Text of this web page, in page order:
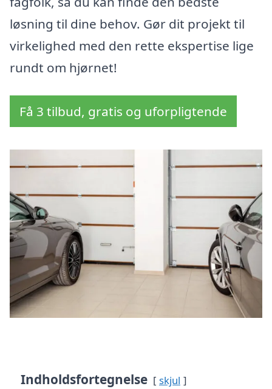
løsning til dine behov. Gør dit projekt til
virkelighed med den rette ekspertise lige
rundt om hjørnet!
Få 3 tilbud, gratis og uforpligtende
Indholdsfortegnelse skjul